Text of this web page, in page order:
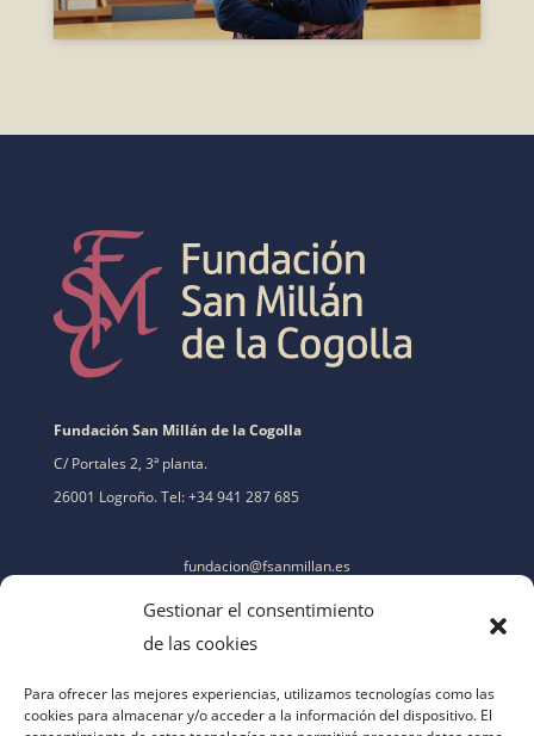
Gestionar el consentimiento
de las cookies
Para ofrecer las mejores experiencias, utilizamos tecnologías como las
cookies para almacenar y/o acceder a la información del dispositivo. El
Fundación San Millán de la Cogolla
C/ Portales 2, 3ª planta.
26001 Logroño. Tel: +34 941 287 685
fundacion@fsanmillan.es